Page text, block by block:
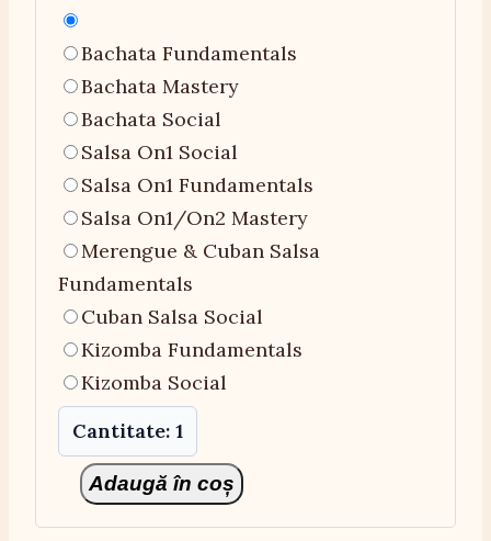
Bachata Fundamentals
Bachata Mastery
Bachata Social
Salsa On1 Social
Salsa On1 Fundamentals
Salsa On1/On2 Mastery
Merengue & Cuban Salsa
Fundamentals
Cuban Salsa Social
Kizomba Fundamentals
Kizomba Social
Cantitate: 1
Adaugă în coș